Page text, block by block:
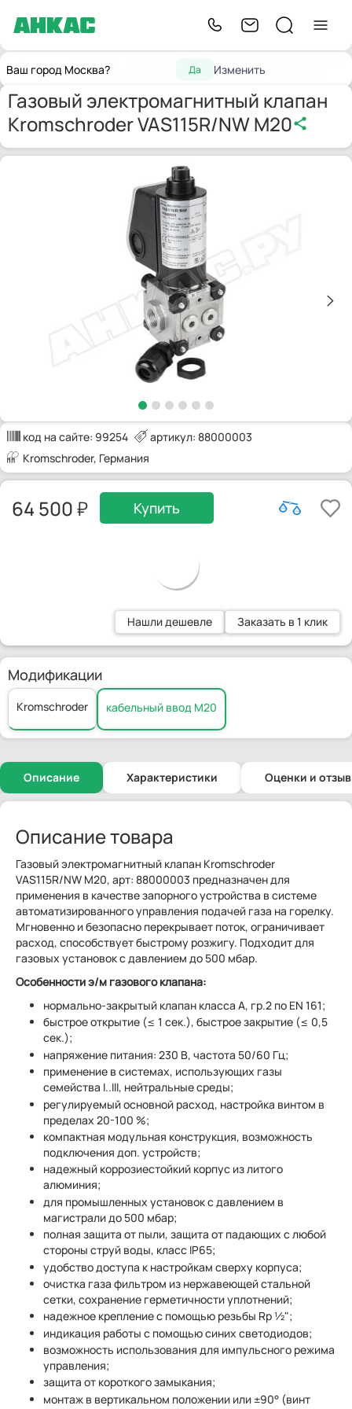
Ваш город Москва? Да Изменить
Главнаядля горелок
Kromschroder VAS115R/NW M20
Газовый электромагнитный клапан
Kromschroder VAS115R/NW M20
код на сайте: 99254
артикул: 88000003
Kromschroder, Германия
64 500 Купить
Нашли дешевле Заказать в 1 клик
Модификации
Kromschroder кабельный ввод M20
Описание Характеристики Оценки и
Описание товара
Газовый электромагнитный клапан Kromschroder
VAS115R/NW M20, арт: 88000003 предназначен для
применения в качестве запорного устройства в системе
автоматизированного управления подачей газа на горелку.
Мгновенно и безопасно перекрывает поток, ограничивает
расход, способствует быстрому розжигу. Подходит для
газовых установок с давлением до 500 мбар.
Особенности э/м газового клапана:
нормально-закрытый клапан класса А, гр.2 по EN 161;
быстрое открытие (≤ 1 сек.), быстрое закрытие (≤ 0,5
сек.);
напряжение питания: 230 В, частота 50/60 Гц;
применение в системах, использующих газы
семейства I..III, нейтральные среды;
регулируемый основной расход, настройка винтом в
пределах 20-100 %;
компактная модульная конструкция, возможность
подключения доп. устройств;
надежный коррозиестойкий корпус из литого
алюминия;
для промышленных установок с давлением в
магистрали до 500 мбар;
полная защита от пыли, защита от падающих с любой
стороны струй воды, класс IP65;
удобство доступа к настройкам сверху корпуса;
очистка газа фильтром из нержавеющей стальной
сетки, сохранение герметичности уплотнений;
надежное крепление с помощью резьбы Rp ½";
индикация работы с помощью синих светодиодов;
возможность использования для импульсного режима
управления;
защита от короткого замыкания;
монтаж в вертикальном положении или ±90° (винт